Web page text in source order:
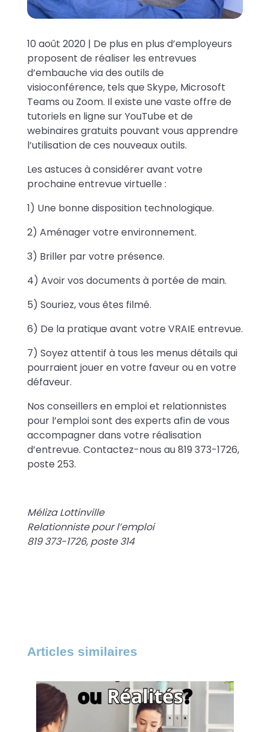
10 août 2020 | De plus en plus d’employeurs
proposent de réaliser les entrevues
d’embauche via des outils de
visioconférence, tels que Skype, Microsoft
Teams ou Zoom. Il existe une vaste offre de
tutoriels en ligne sur YouTube et de
webinaires gratuits pouvant vous apprendre
l’utilisation de ces nouveaux outils.
Les astuces à considérer avant votre
prochaine entrevue virtuelle :
1) Une bonne disposition technologique.
2) Aménager votre environnement.
3) Briller par votre présence.
4) Avoir vos documents à portée de main.
5) Souriez, vous êtes filmé.
6) De la pratique avant votre VRAIE entrevue.
7) Soyez attentif à tous les menus détails qui
pourraient jouer en votre faveur ou en votre
défaveur.
Nos conseillers en emploi et relationnistes
pour l’emploi sont des experts afin de vous
accompagner dans votre réalisation
d’entrevue. Contactez-nous au 819 373-1726,
poste 253.
Méliza Lottinville
Relationniste pour l’emploi
819 373-1726, poste 314
Articles similaires